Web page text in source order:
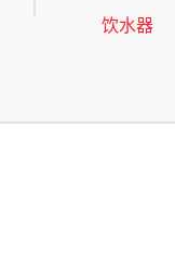
饮水器